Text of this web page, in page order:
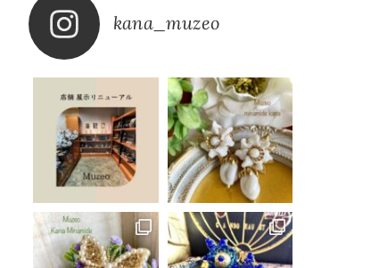
kana_muzeo